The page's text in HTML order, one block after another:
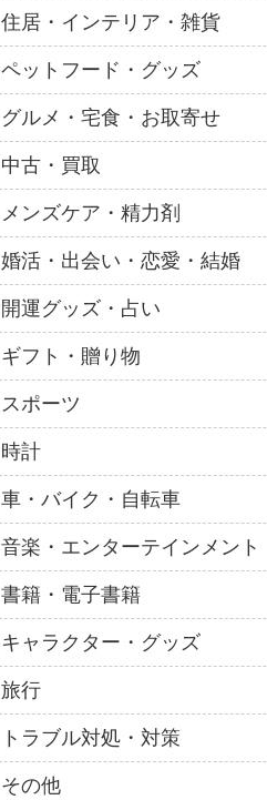
住居・インテリア・雑貨
ペットフード・グッズ
グルメ・宅食・お取寄せ
中古・買取
メンズケア・精力剤
婚活・出会い・恋愛・結婚
開運グッズ・占い
ギフト・贈り物
スポーツ
時計
車・バイク・自転車
音楽・エンターテインメント
書籍・電子書籍
キャラクター・グッズ
旅行
トラブル対処・対策
その他